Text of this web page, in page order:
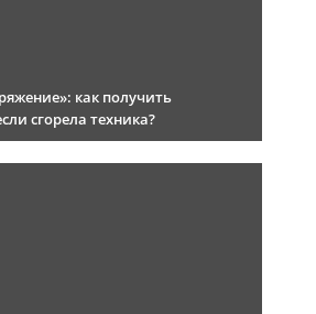
как получить
сгорела техника?